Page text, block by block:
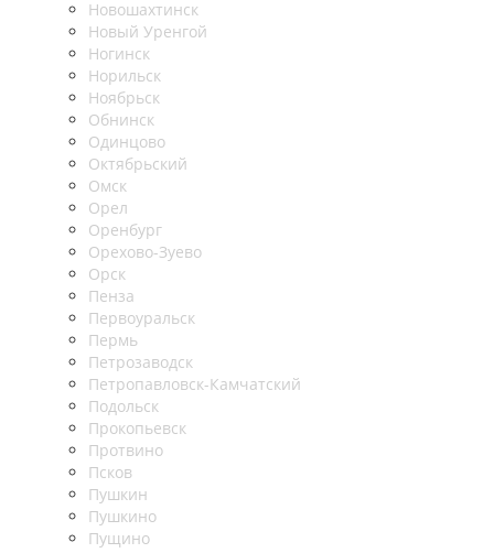
Новошахтинск
Новый Уренгой
Ногинск
Норильск
Ноябрьск
Обнинск
Одинцово
Октябрьский
Омск
Орел
Оренбург
Орехово-Зуево
Орск
Пенза
Первоуральск
Пермь
Петрозаводск
Петропавловск-Камчатский
Подольск
Прокопьевск
Протвино
Псков
Пушкин
Пушкино
Пущино